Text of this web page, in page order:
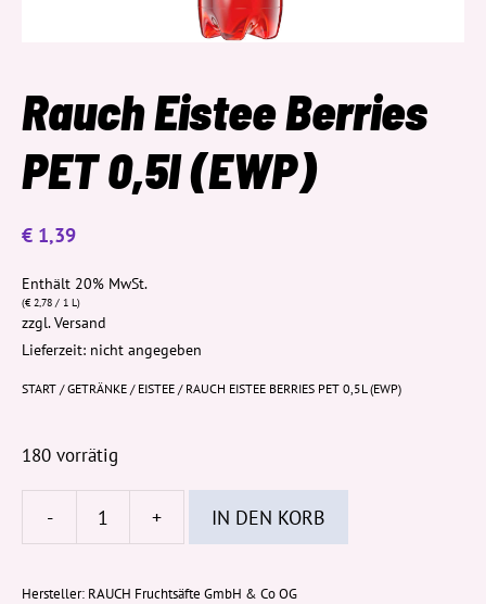
Rauch Eistee Berries
PET 0,5l (EWP)
€ 1,39
Enthält 20% MwSt.
(€2,78 / 1 L)
zzgl.Versand
Lieferzeit: nicht angegeben
START /GETRÄNKE / EISTEE / RAUCH EISTEE BERRIES PET 0,5L (EWP)
180 vorrätig
-
Rauch
Berries
+ IN DEN KORB
Hersteller: RAUCH Fruchtsäfte GmbH & Co OG